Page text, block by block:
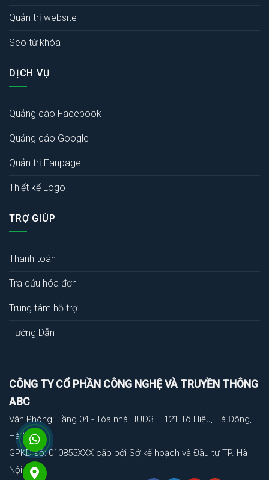
Quản trị website
Seo từ khóa
DỊCH VỤ
Quảng cáo Facebook
Quảng cáo Google
Quản trị Fanpage
Thiết kế Logo
TRỢ GIÚP
Thanh toán
Tra cứu hóa đơn
Trung tâm hỗ trợ
Hướng Dẫn
CÔNG TY CỔ PHẦN CÔNG NGHỆ VÀ TRUYỀN THÔNG
ABC
Văn Phòng: Tầng 04 - Tòa nhà HUD3 – 121 Tô Hiệu, Hà Đông,
Hà Nội
GPKD số: 010855XXX cấp bởi Sở kế hoạch và Đầu tư TP. Hà
Nội